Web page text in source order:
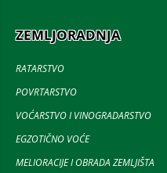
ZEMLJORADNJA
RATARSTVO
POVRTARSTVO
VOĆARSTVO I VINOGRADARSTVO
EGZOTIČNO VOĆE
MELIORACIJE I OBRADA ZEMLJIŠTA